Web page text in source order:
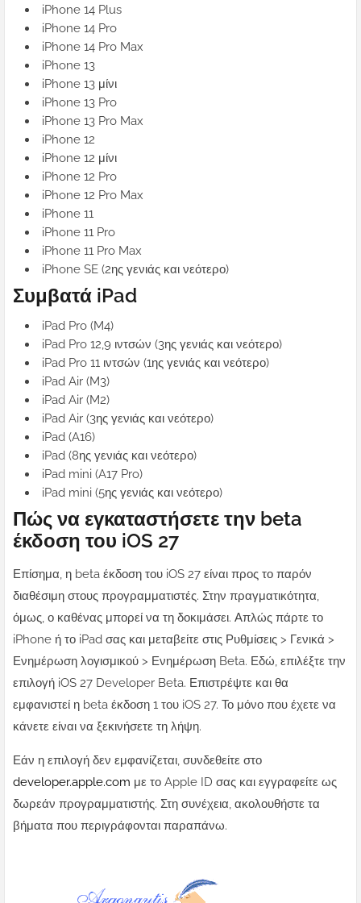
iPhone 14 Plus
iPhone 14 Pro
iPhone 14 Pro Max
iPhone 13
iPhone 13 μίνι
iPhone 13 Pro
iPhone 13 Pro Max
iPhone 12
iPhone 12 μίνι
iPhone 12 Pro
iPhone 12 Pro Max
iPhone 11
iPhone 11 Pro
iPhone 11 Pro Max
iPhone SE (2ης γενιάς και νεότερο)
Συμβατά iPad
iPad Pro (M4)
iPad Pro 12,9 ιντσών (3ης γενιάς και νεότερο)
iPad Pro 11 ιντσών (1ης γενιάς και νεότερο)
iPad Air (M3)
iPad Air (M2)
iPad Air (3ης γενιάς και νεότερο)
iPad (A16)
iPad (8ης γενιάς και νεότερο)
iPad mini (A17 Pro)
iPad mini (5ης γενιάς και νεότερο)
Πώς να εγκαταστήσετε την beta
έκδοση του iOS 27
Επίσημα, η beta έκδοση του iOS 27 είναι προς το παρόν
διαθέσιμη στους προγραμματιστές. Στην πραγματικότητα,
όμως, ο καθένας μπορεί να τη δοκιμάσει. Απλώς πάρτε το
iPhone ή το iPad σας και μεταβείτε στις Ρυθμίσεις > Γενικά >
Ενημέρωση λογισμικού > Ενημέρωση Beta. Εδώ, επιλέξτε την
επιλογή iOS 27 Developer Beta. Επιστρέψτε και θα
εμφανιστεί η beta έκδοση 1 του iOS 27. Το μόνο που έχετε να
κάνετε είναι να ξεκινήσετε τη λήψη.
Εάν η επιλογή δεν εμφανίζεται, συνδεθείτε στο
developer.apple.com με το Apple ID σας και εγγραφείτε ως
δωρεάν προγραμματιστής. Στη συνέχεια, ακολουθήστε τα
βήματα που περιγράφονται παραπάνω.